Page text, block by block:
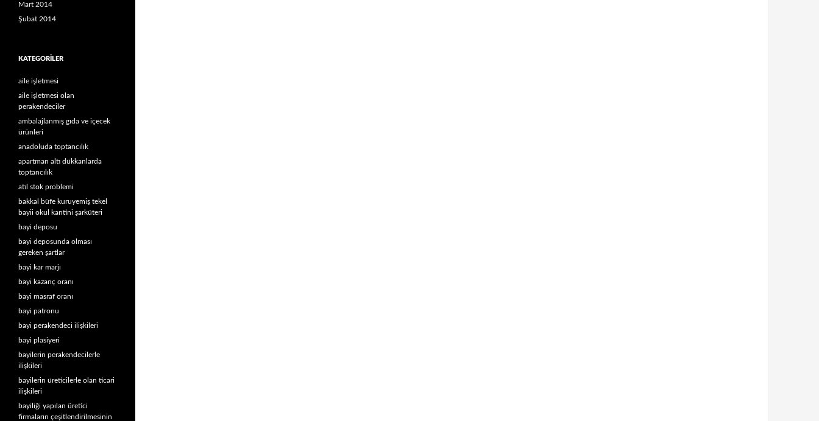
Mart 2014
Şubat 2014
KATEGORILER
aile işletmesi
aile işletmesi olan
perakendeciler
ambalajlanmış gıda ve içecek
ürünleri
anadoluda toptancılık
apartman altı dükkanlarda
toptancılık
atıl stok problemi
bakkal büfe kuruyemiş tekel
bayii okul kantini şarküteri
bayi deposu
bayi deposunda olması
gereken şartlar
bayi kar marjı
bayi kazanç oranı
bayi masraf oranı
bayi patronu
bayi perakendeci ilişkileri
bayi plasiyeri
bayilerin perakendecilerle
ilişkileri
bayilerin üreticilerle olan ticari
ilişkileri
bayiliği yapılan üretici
firmaların çeşitlendirilmesinin